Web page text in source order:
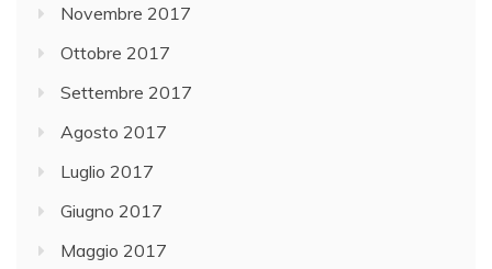
Novembre 2017
Ottobre 2017
Settembre 2017
Agosto 2017
Luglio 2017
Giugno 2017
Maggio 2017